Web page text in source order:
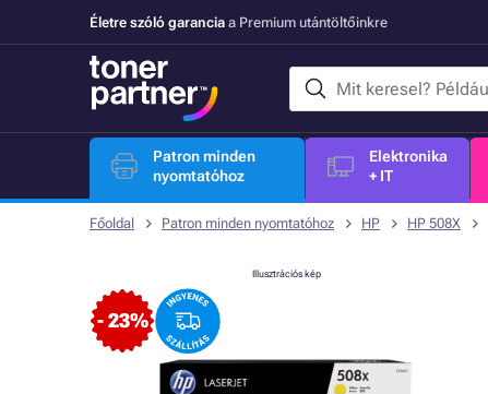
Életre szóló garancia a Premium utántöltőinkre
Patron minden
nyomtatóhoz
Elektronika
+ IT
Főoldal Patron minden nyomtatóhoz HP HP 508X
- 23%
Illusztrációs kép